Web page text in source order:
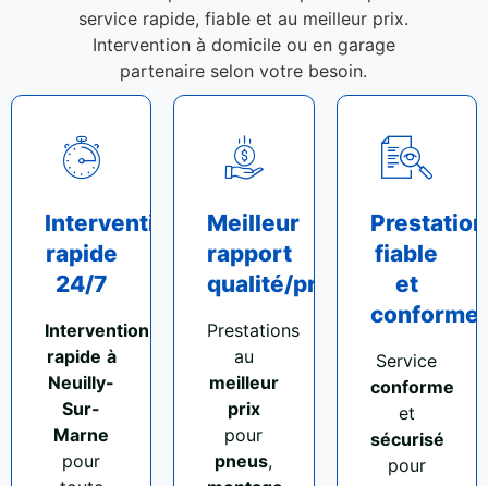
service rapide, fiable et au meilleur prix.
Intervention à domicile ou en garage
partenaire selon votre besoin.
Intervention
rapide
24/7
Intervention
rapide à
Neuilly-
Sur-
Marne
pour
Meilleur
rapport
qualité/prix
Prestations
au
meilleur
prix
pour
pneus,
Prestation
fiable
et
conforme
Service
conforme
et
sécurisé
pour